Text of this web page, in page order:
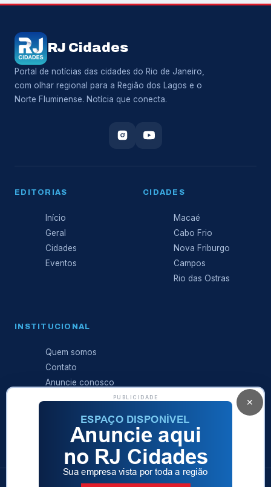
RJ Cidades
Portal de notícias das cidades do Rio de Janeiro,
com olhar regional para a Região dos Lagos e o
Norte Fluminense. Notícia que conecta.
EDITORIAS
Início
Geral
Cidades
Eventos
CIDADES
Macaé
Cabo Frio
Nova Friburgo
Campos
Rio das Ostras
INSTITUCIONAL
Quem somos
Contato
Anuncie conosco
privacidade
✕
PUBLICIDADE